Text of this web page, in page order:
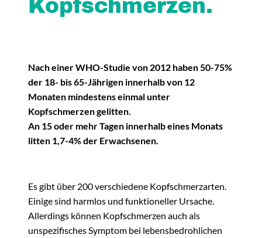
Kopfschmerzen.
Nach einer WHO-Studie von 2012 haben 50-75%
der 18- bis 65-Jährigen innerhalb von 12
Monaten mindestens einmal unter
Kopfschmerzen gelitten.
An 15 oder mehr Tagen innerhalb eines Monats
litten 1,7-4% der Erwachsenen.
Es gibt über 200 verschiedene Kopfschmerzarten.
Einige sind harmlos und funktioneller Ursache.
Allerdings können Kopfschmerzen auch als
unspezifisches Symptom bei lebensbedrohlichen